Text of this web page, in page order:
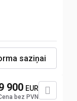
saziņai
900 EUR
bez PVN